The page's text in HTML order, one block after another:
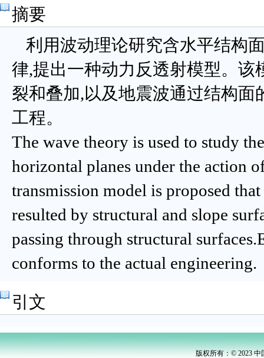
摘要
利用波动理论研究含水平结构
律,提出一种动力反透射模型。
裂和叠加,以及地震波通过结构
工程。
The wave theory is used to study
horizontal planes under the action
transmission model is proposed
resulted by structural and slope
passing through structural
conforms to the actual engineering.
引文
版权所有：© 2023